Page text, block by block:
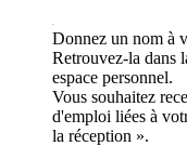
Donnez un nom à
Retrouvez-la dans
espace personnel.
Vous souhaitez
d'emploi liées à
la réception ».